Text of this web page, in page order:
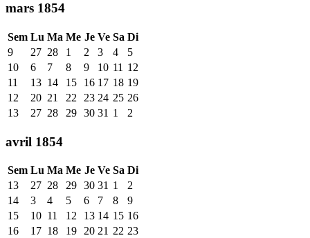
mars 1854
Sem Lu Ma Me Je Ve Sa Di
9
27 28 1 2 3 4
5
10
6 7 8 9 10 11 12
11
13 14 15 16 17 18 19
12
20 21 22 23 24 25 26
13
27 28 29 30 31 1 2
avril 1854
Sem Lu Ma Me Je Ve Sa Di
13
27 28 29 30 31 1
2
14
3 4 5 6 7 8
9
15
10 11 12 13 14 15 16
16
17 18 19 20 21 22 23